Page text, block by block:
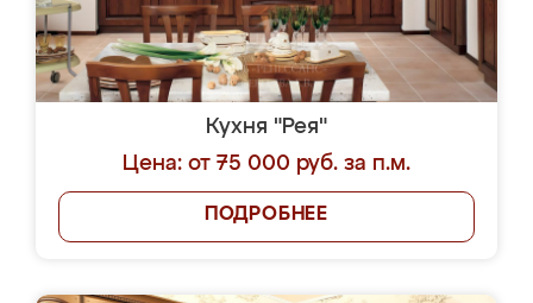
Кухня "Рея"
Цена: от 75 000 руб. за п.м.
ПОДРОБНЕЕ